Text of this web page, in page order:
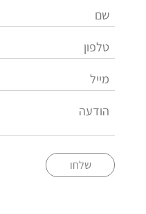
שלחו